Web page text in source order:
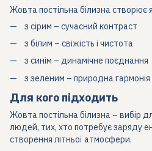
Жовта постільна білизна створює
з сірим – сучасний контраст
з білим – свіжість і чистота
з синім – динамічне поєднання
з зеленим – природна гармонія
Для кого підходить
Жовта постільна білизна – вибір
людей, тих, хто потребує заряду
створення літньої атмосфери.